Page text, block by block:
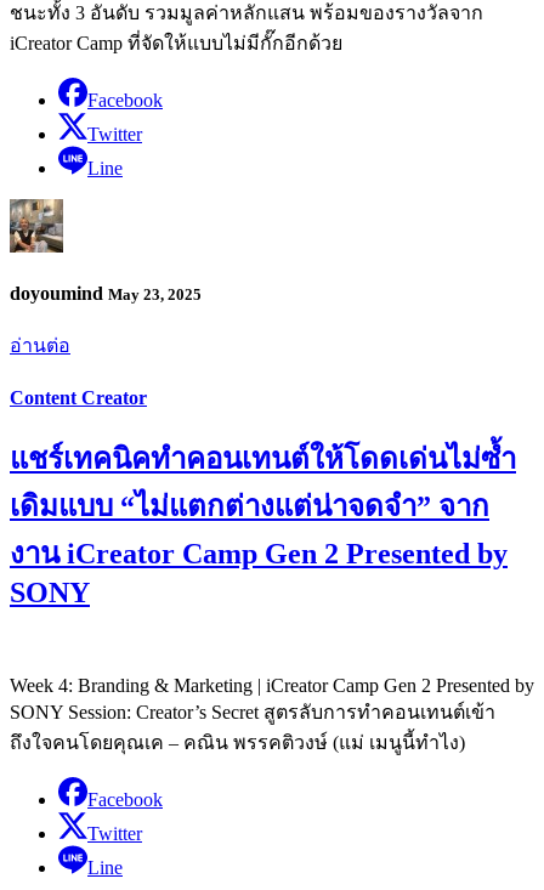
ชนะทั้ง 3 อันดับ รวมมูลค่าหลักแสน พร้อมของรางวัลจาก
iCreator Camp ที่จัดให้แบบไม่มีกั๊กอีกด้วย
Facebook
Twitter
Line
doyoumind May 23, 2025
อ่านต่อ
Content Creator
แชร์เทคนิคทำคอนเทนต์ให้โดดเด่นไม่ซ้ำ
เดิมแบบ “ไม่แตกต่างแต่น่าจดจำ” จาก
งาน iCreator Camp Gen 2 Presented by
SONY
Week 4: Branding & Marketing | iCreator Camp Gen 2 Presented by
SONY Session: Creator’s Secret สูตรลับการทำคอนเทนต์เข้า
ถึงใจคนโดยคุณเค – คณิน พรรคติวงษ์ (แม่ เมนูนี้ทำไง)
Facebook
Twitter
Line